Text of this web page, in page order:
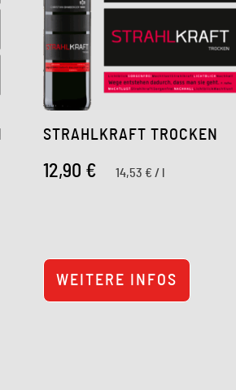
STRAHLKRAFT TROCKEN
12,90 € 14,53 € /
WEITERE INFOS